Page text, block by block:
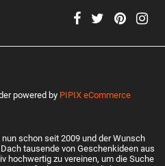
powered by PIPIX eCommerce
schon seit 2009 und der Wunsch
tausende von Geschenkideen aus
hochwertig zu vereinen, um die Suche